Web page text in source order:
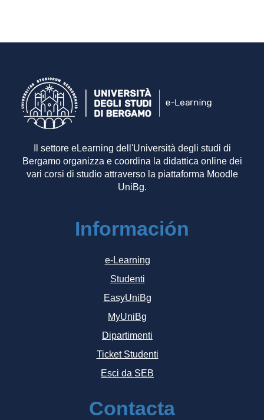
Il settore eLearning dell'Università degli studi di
Bergamo organizza e coordina la didattica online dei
vari corsi di studio attraverso la piattaforma Moodle
UniBg.
Información
e-Learning
Studenti
EasyUniBg
MyUniBg
Dipartimenti
Ticket Studenti
Esci da SEB
Contacta